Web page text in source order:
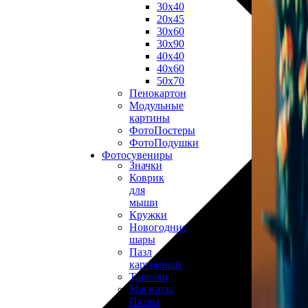
30х40
20х45
30х60
30х90
40х40
40х60
50х70
Пенокартон
Модульные
картины
ФотоПостеры
ФотоПодушки
Фотоcувениры
Значки
Коврик
для
мыши
Кружки
Новогодние
шары
Пазл
картонный
Тарелки
Магниты
Пазлы